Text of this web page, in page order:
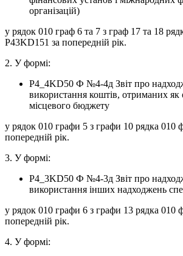
організацій)
у рядок 010 граф 6 та 7 з граф 17 та 18
P43KD151 за попередній рік.
2. У формі:
P4_4KD50 Ф №4-4д Звіт про
використання коштів, отриманих як
місцевого бюджету
у рядок 010 графи 5 з графи 10 рядка 010
попередній рік.
3. У формі:
P4_3KD50 Ф №4-3д Звіт про
використання інших надходжень
у рядок 010 графи 6 з графи 13 рядка 010
попередній рік.
4. У формі: